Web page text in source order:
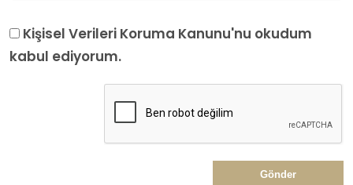
Kişisel Verileri Koruma Kanunu'nu okudum
kabul ediyorum.
Gönder